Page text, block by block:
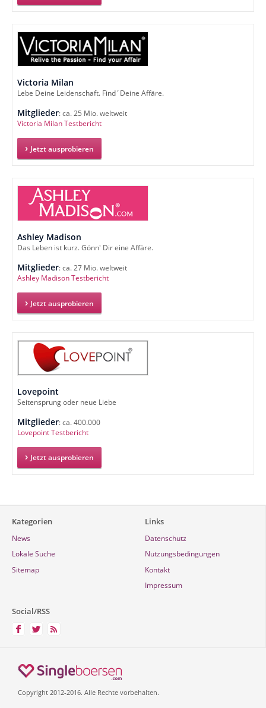
Victoria Milan
Lebe Deine Leidenschaft. Find´Deine Affäre.
Mitglieder: ca. 25 Mio. weltweit
Victoria Milan Testbericht
Jetzt ausprobieren
Ashley Madison
Das Leben ist kurz. Gönn' Dir eine Affäre.
Mitglieder: ca. 27 Mio. weltweit
Ashley Madison Testbericht
Jetzt ausprobieren
Lovepoint
Seitensprung oder neue Liebe
Mitglieder: ca. 400.000
Lovepoint Testbericht
Jetzt ausprobieren
Kategorien
News
Lokale Suche
Sitemap
Links
Datenschutz
Nutzungsbedingungen
Kontakt
Impressum
Social/RSS
Copyright 2012-2016. Alle Rechte vorbehalten.